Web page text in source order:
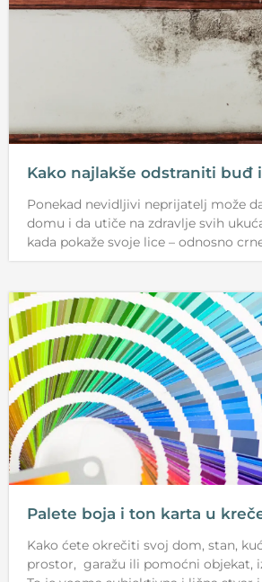
Kako najlakše odstraniti buđ
Ponekad nevidljivi neprijatelj može
domu i da utiče na zdravlje svih
kada pokaže svoje lice – odnosno
Palete boja i ton karta u
Kako ćete okrečiti svoj dom, stan,
prostor, garažu ili pomoćni objekat,